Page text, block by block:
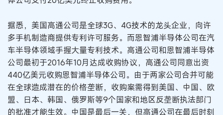
据悉，美国高通公司是全球3G、4G技术的龙头企业，向许
多手机制造商提供专利许可服务。而恩智浦半导体公司在汽
车半导体领域手握大量专利技术。高通公司和恩智浦半导体
公司最初于2016年10月达成收购协议，高通公司同意出资
440亿美元收购恩智浦半导体公司。由于两家公司合并可能
在全球造成潜在的价格垄断，收购案需得到美国、中国、欧
盟、日本、韩国、俄罗斯等9个国家和地区反垄断执法部门
的批准才能生效。中国是最后一关，但高通公司在最后时刻